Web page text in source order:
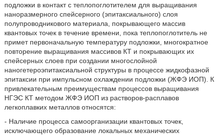
подложки в контакт с теплопоглотителем для выращивания
наноразмерного спейсерного (эпитаксиального) слоя
полупроводникового материала, покрывающего массив
квантовых точек в течение времени, пока теплопоглотитель не
примет первоначальную температуру подложки, многократное
повторение выращивания массивов КТ и покрывающих их
спейсерных слоев при создании многослойной
наногетероэпитаксиальной структуры в процессе жидкофазной
эпитаксии при импульсном охлаждении подложки (ЖФЭ ИОП). К
привлекательным преимуществам процессов выращивания
НГЭС КТ методом ЖФЭ ИОП из растворов-расплавов
легкоплавких металлов относятся:
- Наличие процесса самоорганизации квантовых точек,
исключающего образование локальных механических